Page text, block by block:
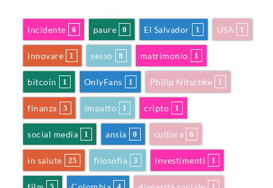
incidente 6 paure 0 El Salvador 1 USA 1
innovare 1 sesso 8 matrimonio 1
bitcoin 1 OnlyFans 1 Philip Nitschke 1
finanza 5 impatto 1 cripto 1
social media 1 ansia 0 cultura 6
in salute 25 filosofia 3 investimenti 1